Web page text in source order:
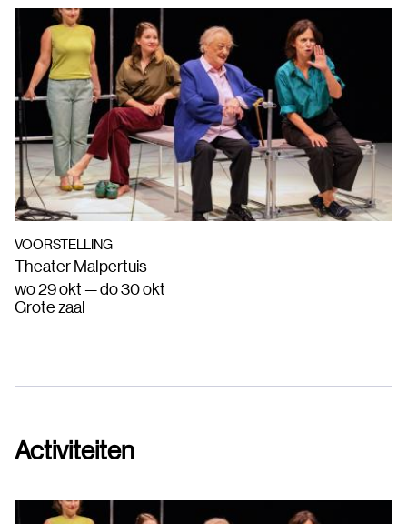
VOORSTELLING
Theater Malpertuis
wo 29 okt — do 30 okt
Grote zaal
Activiteiten